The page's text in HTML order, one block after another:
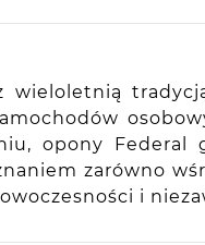
opony Federal
zarówno
i